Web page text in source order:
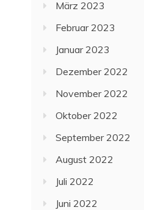
März 2023
Februar 2023
Januar 2023
Dezember 2022
November 2022
Oktober 2022
September 2022
August 2022
Juli 2022
Juni 2022